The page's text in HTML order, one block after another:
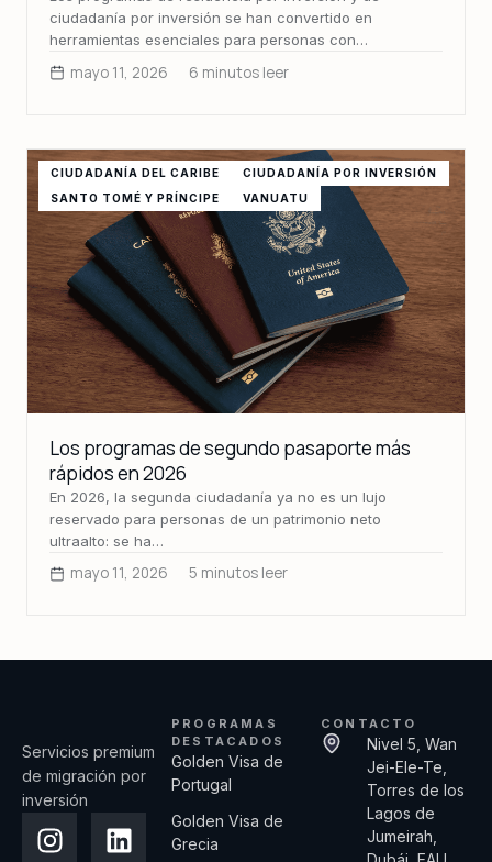
ciudadanía por inversión se han convertido en
herramientas esenciales para personas con…
mayo 11, 2026 6 minutos leer
CIUDADANÍA DEL CARIBE
CIUDADANÍA POR INVERSIÓN
SANTO TOMÉ Y PRÍNCIPE
VANUATU
Los programas de segundo pasaporte más
rápidos en 2026
En 2026, la segunda ciudadanía ya no es un lujo
reservado para personas de un patrimonio neto
ultraalto: se ha…
mayo 11, 2026 5 minutos leer
Servicios premium
de migración por
inversión
PROGRAMAS
DESTACADOS
Golden Visa de
Portugal
Golden Visa de
Grecia
CONTACTO
Nivel 5, Wan
Jei-Ele-Te,
Torres de los
Lagos de
Jumeirah,